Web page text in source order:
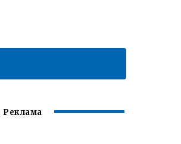
Реклама